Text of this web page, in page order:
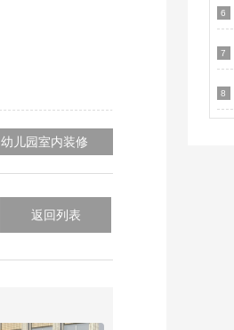
6
7
8
幼儿园室内装修
返回列表